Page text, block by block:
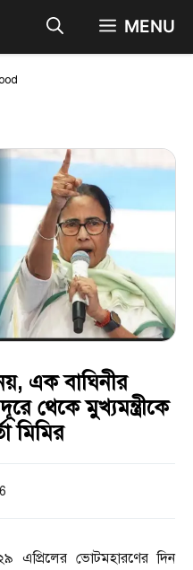
MENU
এক বাঘিনীর
থেকে মুখ্যমন্ত্রীকে
মিমির
এপ্রিলের ভোটমহারণের দিন